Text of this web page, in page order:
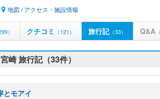
地図 /アクセス・施設情報
） クチコミ （121） 旅行記（33） Q&A
崎 旅行記（33件）
モアイ